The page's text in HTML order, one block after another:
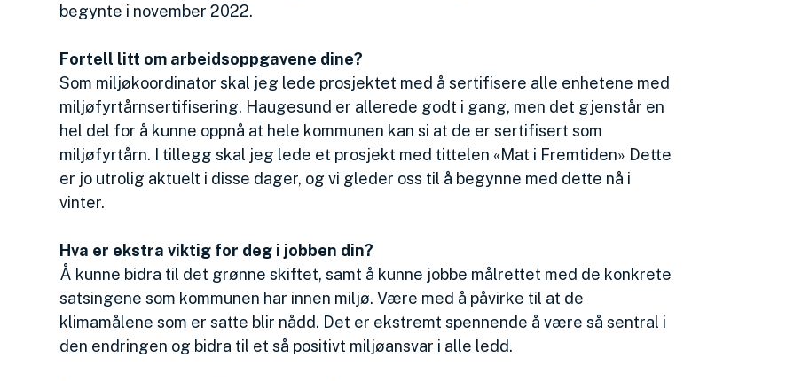
begynte i november 2022.
Fortell litt om arbeidsoppgavene dine?
Som miljøkoordinator skal jeg lede prosjektet med å sertifisere alle enhetene med
miljøfyrtårnsertifisering. Haugesund er allerede godt i gang, men det gjenstår en
hel del for å kunne oppnå at hele kommunen kan si at de er sertifisert som
miljøfyrtårn. I tillegg skal jeg lede et prosjekt med tittelen «Mat i Fremtiden» Dette
er jo utrolig aktuelt i disse dager, og vi gleder oss til å begynne med dette nå i
vinter.
Hva er ekstra viktig for deg i jobben din?
Å kunne bidra til det grønne skiftet, samt å kunne jobbe målrettet med de konkrete
satsingene som kommunen har innen miljø.Være med å påvirke til at de
klimamålene som er satte blir nådd. Det er ekstremt spennende å være så sentral i
den endringen og bidra til et så positivt miljøansvar i alle ledd.